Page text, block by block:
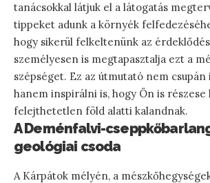
tanácsokkal látjuk el a látogatás
tippeket adunk a környék
hogy sikerül felkeltenünk az
személyesen is megtapasztalja ezt a
szépséget. Ez az útmutató nem
hanem inspirálni is, hogy Ön is
felejthetetlen föld alatti kalandnak.
A Deménfalvi-
geológiai csoda
A Kárpátok mélyén, a